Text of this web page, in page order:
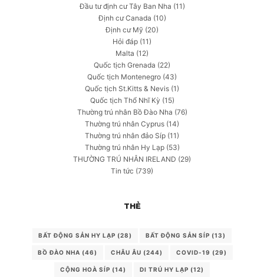
Đầu tư định cư Tây Ban Nha (11)
Định cư Canada (10)
Định cư Mỹ (20)
Hỏi đáp (11)
Malta (12)
Quốc tịch Grenada (22)
Quốc tịch Montenegro (43)
Quốc tịch St.Kitts & Nevis (1)
Quốc tịch Thổ Nhĩ Kỳ (15)
Thường trú nhân Bồ Đào Nha (76)
Thường trú nhân Cyprus (14)
Thường trú nhân đảo Síp (11)
Thường trú nhân Hy Lạp(53)
THƯỜNG TRÚ NHÂN IRELAND (29)
Tin tức (739)
THẺ
BẤT ĐỘNG SẢN HY LẠP (28) BẤT ĐỘNG SẢN SÍP (13)
BỒ ĐÀO NHA (46) CHÂU ÂU (244) COVID-19 (29)
CỘNG HOÀ SÍP (14) DI TRÚ HY LẠP (12)